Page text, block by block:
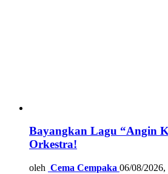
Bayangkan Lagu “Angin
Orkestra!
oleh Cema Cempaka 06/08/2026,